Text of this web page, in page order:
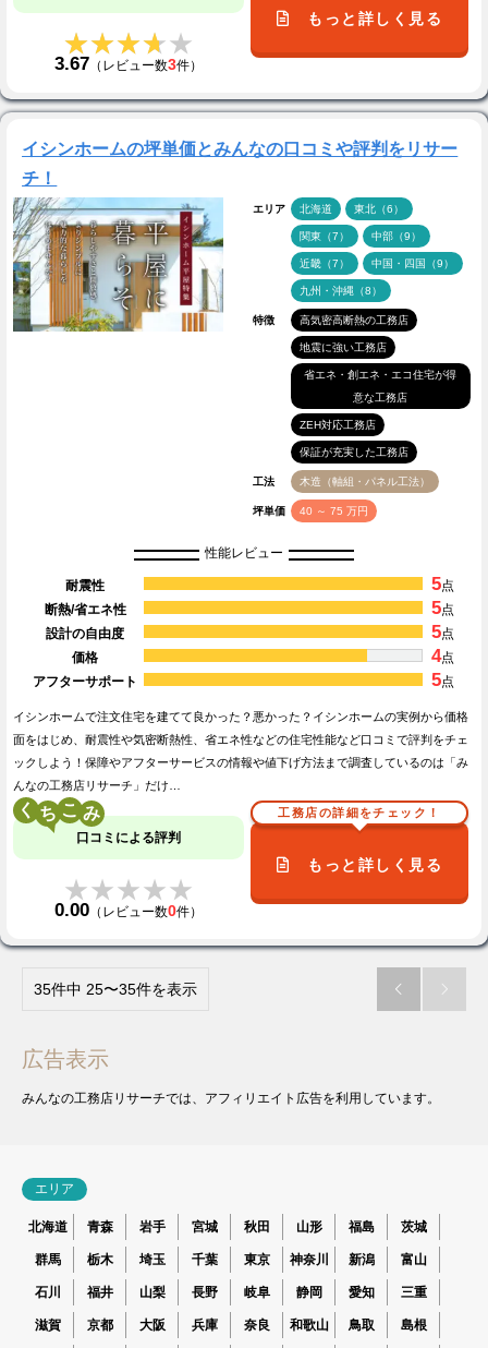
★★★★★
★★★★★
3.67 （レビュー数3件）
もっと詳しく見る
イシンホームの坪単価とみんなの口コミや評判をリサー
チ！
エリア 北海道 東北（6）
関東（7） 中部（9）
近畿（7） 中国・四国（9）
九州・沖縄（8）
特徴 高気密高断熱の工務店
地震に強い工務店
省エネ・創エネ・エコ住宅が得
意な工務店
ZEH対応工務店
保証が充実した工務店
工法 木造（軸組・パネル工法）
坪単価 40 ～ 75 万円
性能レビュー
耐震性 5点
断熱/省エネ性
5点
設計の自由度
5点
価格
4点
アフターサポート
5点
イシンホームで注文住宅を建てて良かった？悪かった？イシンホームの実例から価格
面をはじめ、耐震性や気密断熱性、省エネ性などの住宅性能など口コミで評判をチェ
ックしよう！保障やアフターサービスの情報や値下げ方法まで調査しているのは「み
んなの工務店リサーチ」だけ…
く こ
口コミによる評判
★★★★★
★★★★★
0.00 （レビュー数0件）
工務店の詳細をチェック！
もっと詳しく見る
35件中 25〜35件を表示  
広告表示
みんなの工務店リサーチでは、アフィリエイト広告を利用しています。
エリア
北海道 青森 岩手 宮城 秋田 山形 福島 茨城
群馬 栃木 埼玉 千葉 東京 神奈川 新潟 富山
石川 福井 山梨 長野 岐阜 静岡 愛知 三重
滋賀 京都 大阪 兵庫 奈良 和歌山 鳥取 島根